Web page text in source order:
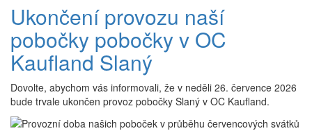
Ukončení provozu naší
pobočky pobočky v OC
Kaufland Slaný
Dovolte, abychom vás informovali, že v neděli 26. července 2026
bude trvale ukončen provoz pobočky Slaný v OC Kaufland.